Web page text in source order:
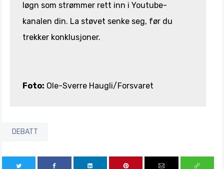
løgn som strømmer rett inn i Youtube-
kanalen din. La støvet senke seg, før du
trekker konklusjoner.
Foto: Ole-Sverre Haugli/Forsvaret
DEBATT